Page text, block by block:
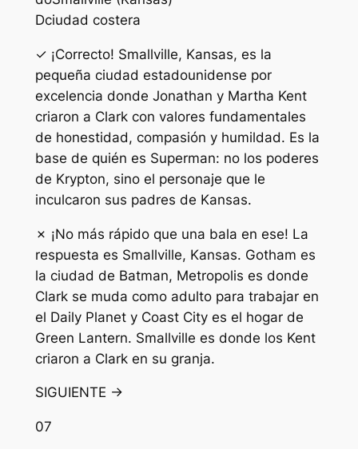
Dciudad costera
✓ ¡Correcto! Smallville, Kansas, es la
pequeña ciudad estadounidense por
excelencia donde Jonathan y Martha Kent
criaron a Clark con valores fundamentales
de honestidad, compasión y humildad. Es la
base de quién es Superman: no los poderes
de Krypton, sino el personaje que le
inculcaron sus padres de Kansas.
✗ ¡No más rápido que una bala en ese! La
respuesta es Smallville, Kansas. Gotham es
la ciudad de Batman, Metropolis es donde
Clark se muda como adulto para trabajar en
el Daily Planet y Coast City es el hogar de
Green Lantern. Smallville es donde los Kent
criaron a Clark en su granja.
SIGUIENTE →
07